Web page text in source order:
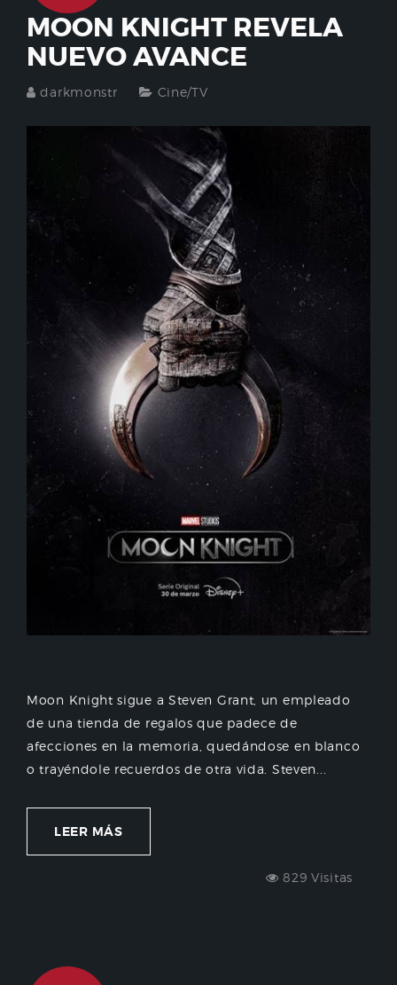
MOON KNIGHT REVELA
NUEVO AVANCE
darkmonstr Cine/TV
Moon Knight sigue a Steven Grant, un empleado
de una tienda de regalos que padece de
afecciones en la memoria, quedándose en blanco
o trayéndole recuerdos de otra vida. Steven...
LEER MÁS
829 Visitas